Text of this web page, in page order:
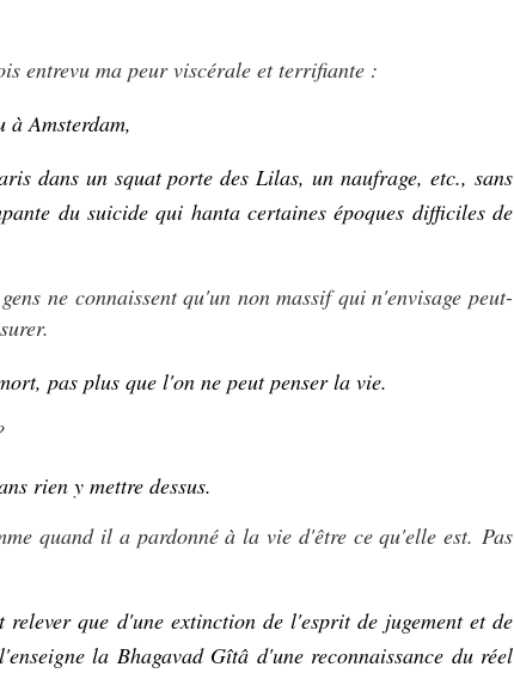
entrevu ma peur viscérale et terrifiante :
à Amsterdam,
dans un squat porte des Lilas, un naufrage, etc., sans
du suicide qui hanta certaines époques difficiles de
ne connaissent qu'un non massif qui n'envisage peut-
pas plus que l'on ne peut penser la vie.
rien y mettre dessus.
quand il a pardonné à la vie d'être ce qu'elle est. Pas
que d'une extinction de l'esprit de jugement et de
la Bhagavad Gîtâ d'une reconnaissance du réel